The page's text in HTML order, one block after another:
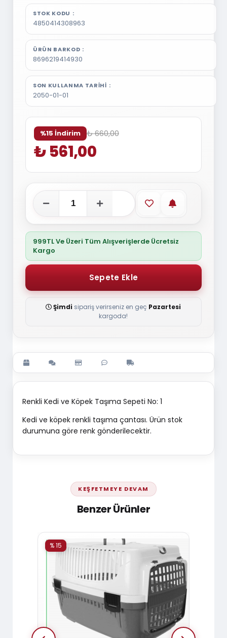
STOK KODU
4850414308963
ÜRÜN BARKOD
8696219414930
SON KULLANMA TARIHI
2050-01-01
%15 İndirim ₺ 660,00
₺ 561,00
Favorilere ekle
Stoğa
999TL Ve Üzeri Tüm Alışverişlerde Ücretsiz
Kargo
Şimdi sipariş verirseniz en geç Pazartesi
kargoda!
Renkli Kedi ve Köpek Taşıma Sepeti No: 1
Kedi ve köpek renkli taşıma çantası. Ürün stok
durumuna göre renk gönderilecektir.
KEŞFETMEYE DEVAM
Benzer Ürünler
% 15